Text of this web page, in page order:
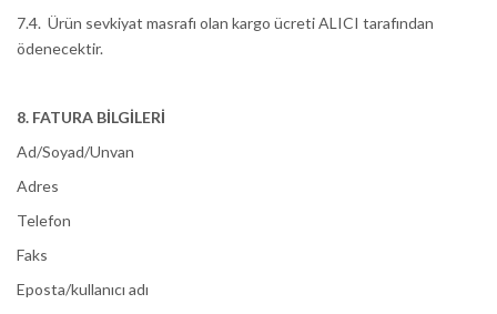
7.4. Ürün sevkiyat masrafı olan kargo ücreti ALICI tarafından
ödenecektir.
8. FATURA BİLGİLERİ
Ad/Soyad/Unvan
Adres
Telefon
Faks
Eposta/kullanıcı adı